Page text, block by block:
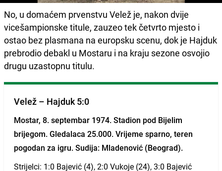
No, u domaćem prvenstvu Velež je, nakon dvije
vicešampionske titule, zauzeo tek četvrto mjesto i
ostao bez plasmana na europsku scenu, dok je Hajduk
prebrodio debakl u Mostaru i na kraju sezone osvojio
drugu uzastopnu titulu.
Velež – Hajduk 5:0
Mostar, 8. septembar 1974. Stadion pod Bijelim
brijegom. Gledalaca 25.000. Vrijeme sparno, teren
pogodan za igru. Sudija: Mladenović (Beograd).
Strijelci: 1:0 Bajević (4), 2:0 Vukoje (24), 3:0 Bajević